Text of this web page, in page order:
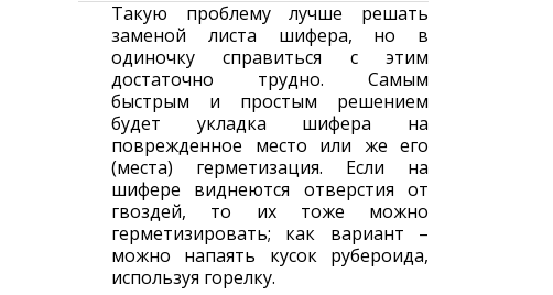
Такую проблему лучше решать
заменой листа шифера, но в
одиночку справиться с этим
достаточно трудно. Самым
быстрым и простым решением
будет укладка шифера на
поврежденное место или же его
(места) герметизация. Если на
шифере виднеются отверстия от
гвоздей, то их тоже можно
герметизировать; как вариант –
можно напаять кусок рубероида,
используя горелку.